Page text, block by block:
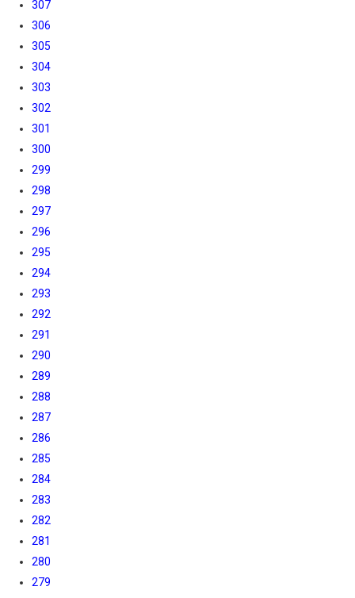
307
306
305
304
303
302
301
300
299
298
297
296
295
294
293
292
291
290
289
288
287
286
285
284
283
282
281
280
279